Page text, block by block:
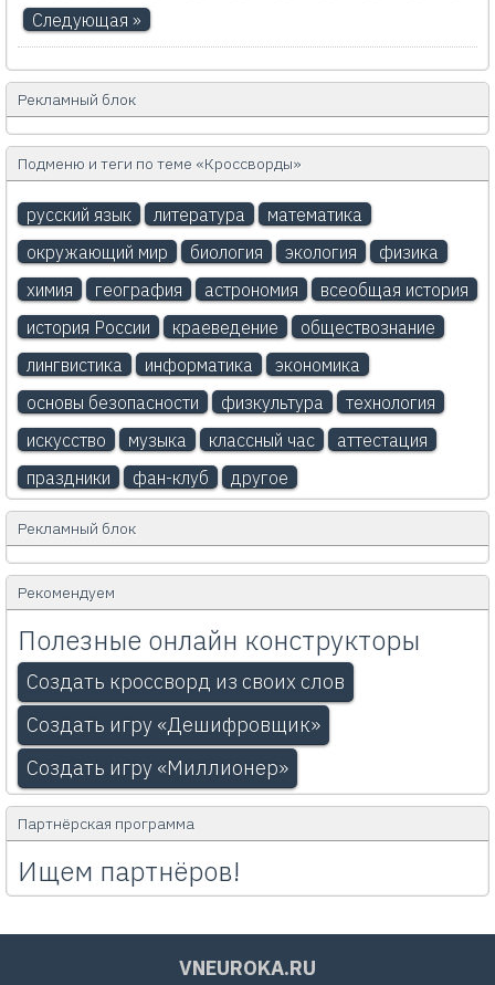
Следующая »
Рекламный блок
Подменю и теги по теме «Кроссворды»
русский язык литература
математика
окружающий мир
биология экология
физика
химия
география астрономия
всеобщая история
история России
краеведение
обществознание
лингвистика
информатика
экономика
основы безопасности
физкультура
технология
искусство
музыка классный час
аттестация
праздники
фан-клуб другое
Рекламный блок
Рекомендуем
Полезные онлайн конструкторы
Создать кроссворд из своих слов
Создать игру «Дешифровщик»
Создать игру «Миллионер»
Партнёрская программа
Ищем партнёров!
VNEUROKA.RU